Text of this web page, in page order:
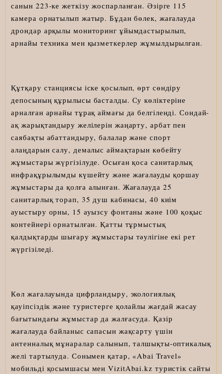
санын 223-ке жеткізу жоспарланған. Әзірге 115
камера орнатылып жатыр. Бұдан бөлек, жағалауда
дрондар арқылы мониторинг ұйымдастырылып,
арнайы техника мен қызметкерлер жұмылдырылған.
Құтқару станциясы іске қосылып, өрт сөндіру
депосының құрылысы басталды. Су көліктеріне
арналған арнайы тұрақ аймағы да белгіленді. Сондай-
ақ жарықтандыру желілерін жаңарту, арбат пен
саябақты абаттандыру, балалар және спорт
алаңдарын салу, демалыс аймақтарын көбейту
жұмыстары жүргізілуде. Осыған қоса санитарлық
инфрақұрылымды күшейту және жағалауды қоршау
жұмыстары да қолға алынған. Жағалауда 25
санитарлық торап, 35 душ кабинасы, 40 киім
ауыстыру орны, 15 ауызсу фонтаны және 100 қоқыс
контейнері орнатылған. Қатты тұрмыстық
қалдықтарды шығару жұмыстары тәулігіне екі рет
жүргізіледі.
Көл жағалауында цифрландыру, экологиялық
қауіпсіздік және туристерге қолайлы жағдай жасау
бағытындағы жұмыстар да жалғасуда. Қазір
жағалауда байланыс сапасын жақсарту үшін
антенналық мұнаралар салынып, талшықты-оптикалық
желі тартылуда. Сонымен қатар, «Abai Travel»
мобильді қосымшасы мен VizitAbai.kz туристік сайты